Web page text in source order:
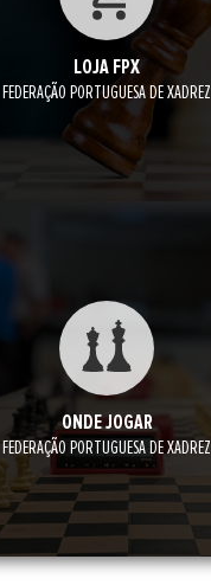
LOJA FPX
FEDERAÇÃO PORTUGUESA DE XADREZ
ONDE JOGAR
FEDERAÇÃO PORTUGUESA DE XADREZ